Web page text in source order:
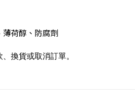
荷醇、防腐劑
換貨或取消訂單。